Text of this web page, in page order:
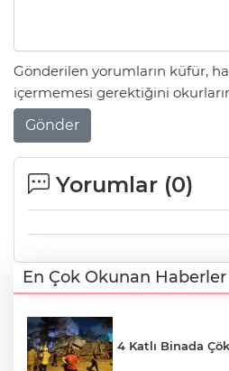
Gönderilen yorumların küfür,
içermemesi gerektiğini
Gönder
Yorumlar (0)
En Çok Okunan Haberler
4 Katlı Binada